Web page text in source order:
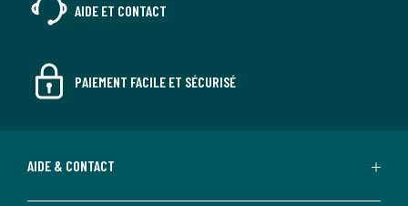
AIDE ET CONTACT
PAIEMENT FACILE ET SÉCURISÉ
AIDE & CONTACT